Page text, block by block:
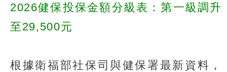
2026健保投保金額分級表：第一級調升
至29,500元
根據衛福部社保司與健保署最新資料，